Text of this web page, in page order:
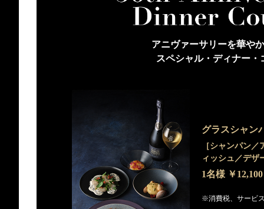
アニヴァーサリーを華や
スペシャル・ディナー・
グラスシャン
［シャンパン
ィッシュ／デザ
1名様 ￥12,100
※消費税、サービ